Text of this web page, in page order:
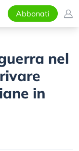
Abbonati
nel
in